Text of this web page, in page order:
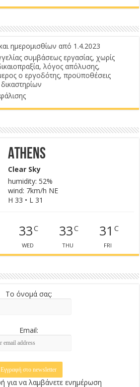
ημερομισθίων από 1.4.2023
συμβάσεως εργασίας, χωρίς
λόγος απόλυσης,
ο εργοδότης, προϋποθέσεις
δικαστηρίων
Athens
Clear Sky
humidity: 52%
wind: 7km/h NE
H 33 • L 31
33C
WED
33C
THU
31 C
FRI
Το όνομά σας:
Email:
για να λαμβάνετε ενημέρωση